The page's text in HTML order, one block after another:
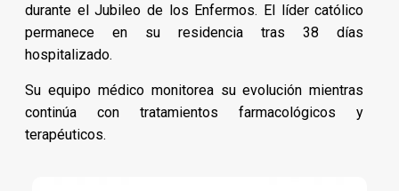
durante el Jubileo de los Enfermos. El líder católico
permanece en su residencia tras 38 días
hospitalizado.
Su equipo médico monitorea su evolución mientras
continúa con tratamientos farmacológicos y
terapéuticos.